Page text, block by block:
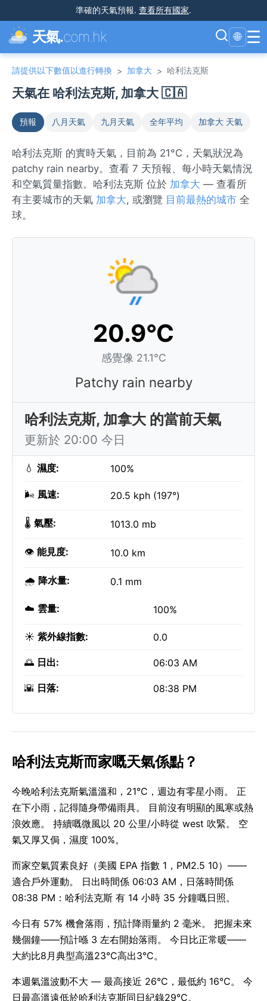
準確的天氣預報. 查看所有國家.
天氣.com.hk 🌐 ☰
請提供以下數值以進行轉換 > 加拿大 > 哈利法克斯
天氣在 哈利法克斯, 加拿大 🇨🇦
預報 八月天氣 九月天氣 全年平均 加拿大 天氣
哈利法克斯 的實時天氣，目前為 21°C，天氣狀況為
patchy rain nearby。查看 7 天預報、每小時天氣情況
和空氣質量指數。哈利法克斯 位於 加拿大 — 查看所
有主要城市的天氣 加拿大, 或瀏覽 目前最熱的城市 全
球。
20.9°C
感覺像 21.1°C
Patchy rain nearby
哈利法克斯, 加拿大 的當前天氣
更新於 20:00 今日
💧 濕度: 100%
🌬️ 風速: 20.5 kph (197°)
🌡️ 氣壓: 1013.0 mb
👁️ 能見度: 10.0 km
🌧️ 降水量: 0.1 mm
☁️ 雲量: 100%
☀️ 紫外線指數: 0.0
🌅 日出: 06:03 AM
🌇 日落: 08:38 PM
哈利法克斯而家嘅天氣係點？
今晚哈利法克斯氣溫溫和，21°C，週边有零星小雨。 正
在下小雨，記得隨身帶備雨具。 目前沒有明顯的風寒或熱
浪效應。 持續嘅微風以 20 公里/小時從 west 吹緊。 空
氣又厚又侷，濕度 100%。
而家空氣質素良好（美國 EPA 指數 1，PM2.5 10）——
適合戶外運動。 日出時間係 06:03 AM，日落時間係
08:38 PM：哈利法克斯 有 14 小時 35 分鐘嘅日照。
今日有 57% 機會落雨，預計降雨量約 2 毫米。 把握未來
幾個鐘——預計喺 3 左右開始落雨。 今日比正常暖——
大約比8月典型高溫23°C高出3°C。
本週氣溫波動不大 — 最高接近 26°C，最低約 16°C。 今
日最高溫遠低於哈利法克斯同日紀錄29°C。